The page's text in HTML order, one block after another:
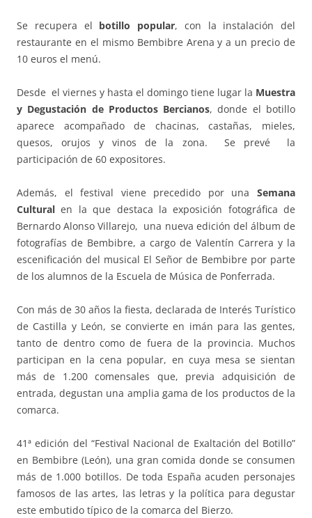
Se recupera el botillo popular, con la instalación del
restaurante en el mismo Bembibre Arena y a un precio de
10 euros el menú.
Desde el viernes y hasta el domingo tiene lugar la Muestra
y Degustación de Productos Bercianos, donde el botillo
aparece acompañado de chacinas, castañas, mieles,
quesos, orujos y vinos de la zona. Se prevé la
participación de 60 expositores.
Además, el festival viene precedido por una Semana
Cultural en la que destaca la exposición fotográfica de
Bernardo Alonso Villarejo, una nueva edición del álbum de
fotografías de Bembibre, a cargo de Valentín Carrera y la
escenificación del musical El Señor de Bembibre por parte
de los alumnos de la Escuela de Música de Ponferrada.
Con más de 30 años la fiesta, declarada de Interés Turístico
de Castilla y León, se convierte en imán para las gentes,
tanto de dentro como de fuera de la provincia. Muchos
participan en la cena popular, en cuya mesa se sientan
más de 1.200 comensales que, previa adquisición de
entrada, degustan una amplia gama de los productos de la
comarca.
41ª edición del “Festival Nacional de Exaltación del Botillo”
en Bembibre (León), una gran comida donde se consumen
más de 1.000 botillos. De toda España acuden personajes
famosos de las artes, las letras y la política para degustar
este embutido típico de la comarca del Bierzo.